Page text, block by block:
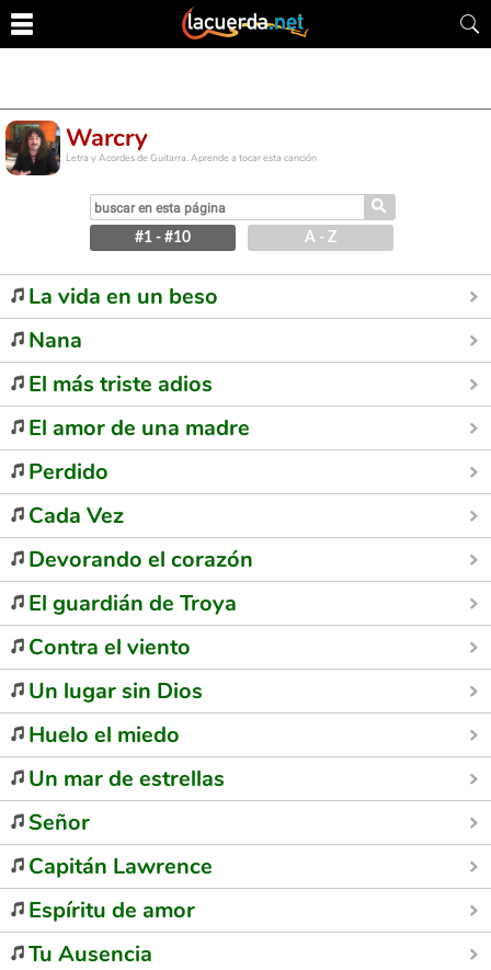
Warcry
Letra y Acordes de Guitarra. Aprende a tocar esta canción
⚲
#1 - #10 A - Z
La vida en un beso
Nana
El más triste adios
El amor de una madre
Perdido
Cada Vez
Devorando el corazón
El guardián de Troya
Contra el viento
Un lugar sin Dios
Huelo el miedo
Un mar de estrellas
Señor
Capitán Lawrence
Espíritu de amor
Tu Ausencia